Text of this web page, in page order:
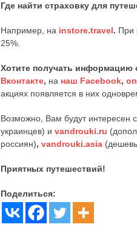
Где найти страховку для
Например, на instore.travel. При
25%.
Хотите получать информацию
Вконтакте, на наш Facebook,
акциях появляется в них
Возможно, Вам будут интересен
украинцев) и vandrouki.ru
россиян), vandrouki.asia
Приятных путешествий!
Поделиться: